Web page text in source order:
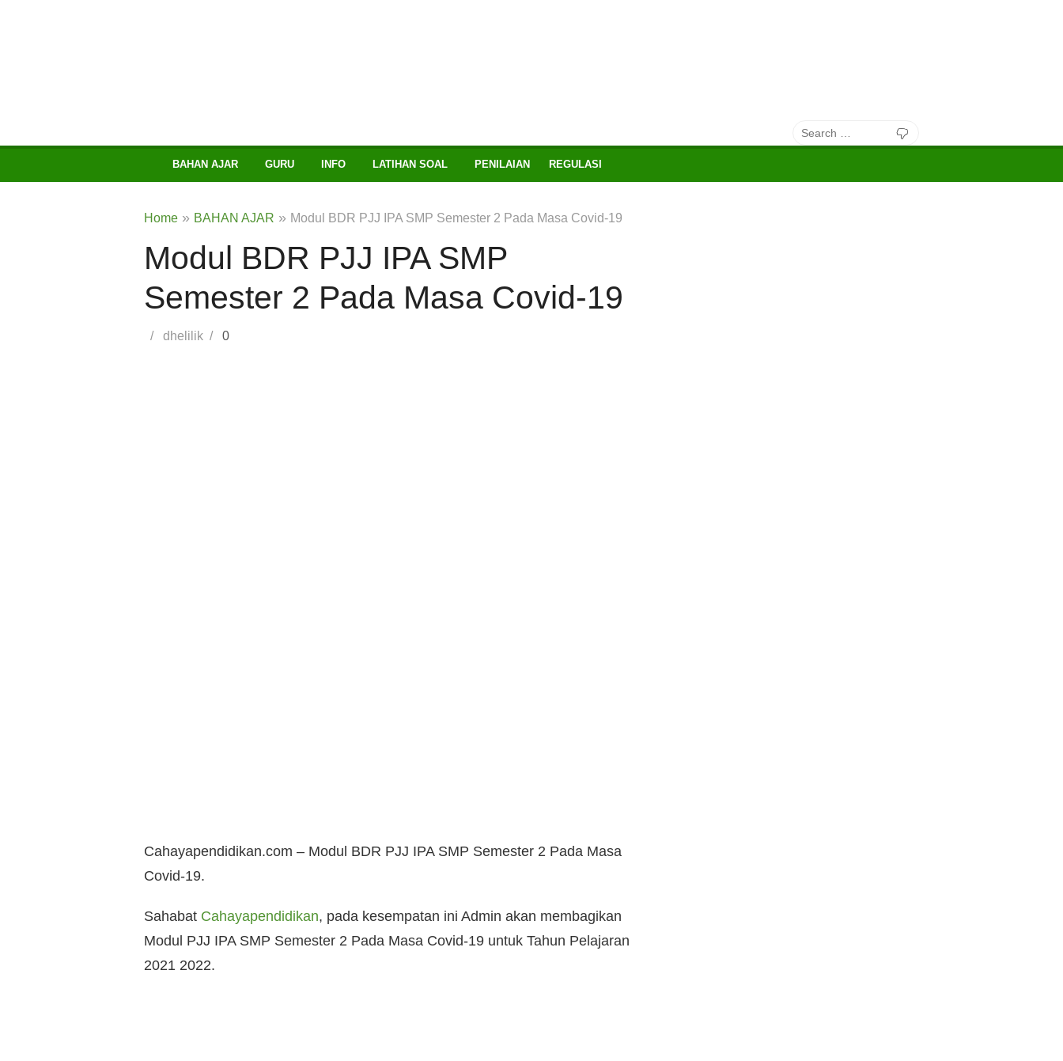
Search
Search
BAHAN AJAR GURU INFO LATIHAN SOAL PENILAIAN REGULASI
Home » BAHAN AJAR » Modul BDR PJJ IPA SMP Semester 2 Pada Masa Covid-19
Modul BDR PJJ IPA SMP
Semester 2 Pada Masa Covid-19
Posted
Author
dhelilik 0
Cahayapendidikan.com – Modul BDR PJJ IPA SMP Semester 2 Pada Masa
Covid-19.
Sahabat Cahayapendidikan, pada kesempatan ini Admin akan membagikan
Modul PJJ IPA SMP Semester 2 Pada Masa Covid-19 untuk Tahun Pelajaran
2021 2022.